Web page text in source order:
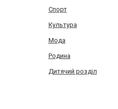
Спорт
Культура
Мода
Родина
Дитячий розділ